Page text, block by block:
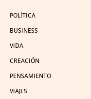
POLÍTICA
BUSINESS
VIDA
CREACIÓN
PENSAMIENTO
VIAJES